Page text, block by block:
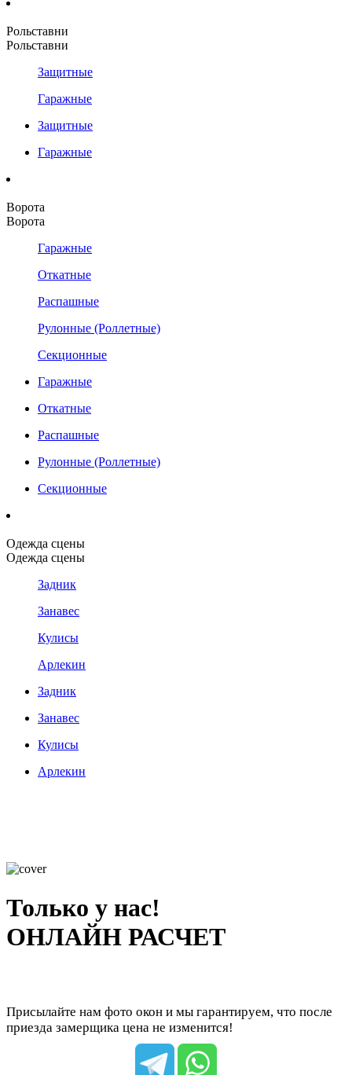
Рольставни
Рольставни
Защитные
Гаражные
Защитные
Гаражные
Ворота
Ворота
Гаражные
Откатные
Распашные
Рулонные (Роллетные)
Секционные
Гаражные
Откатные
Распашные
Рулонные (Роллетные)
Секционные
Одежда сцены
Одежда сцены
Задник
Занавес
Кулисы
Арлекин
Задник
Занавес
Кулисы
Арлекин
Только у нас!
ОНЛАЙН РАСЧЕТ
Присылайте нам фото окон и мы гарантируем, что после
приезда замерщика цена не изменится!